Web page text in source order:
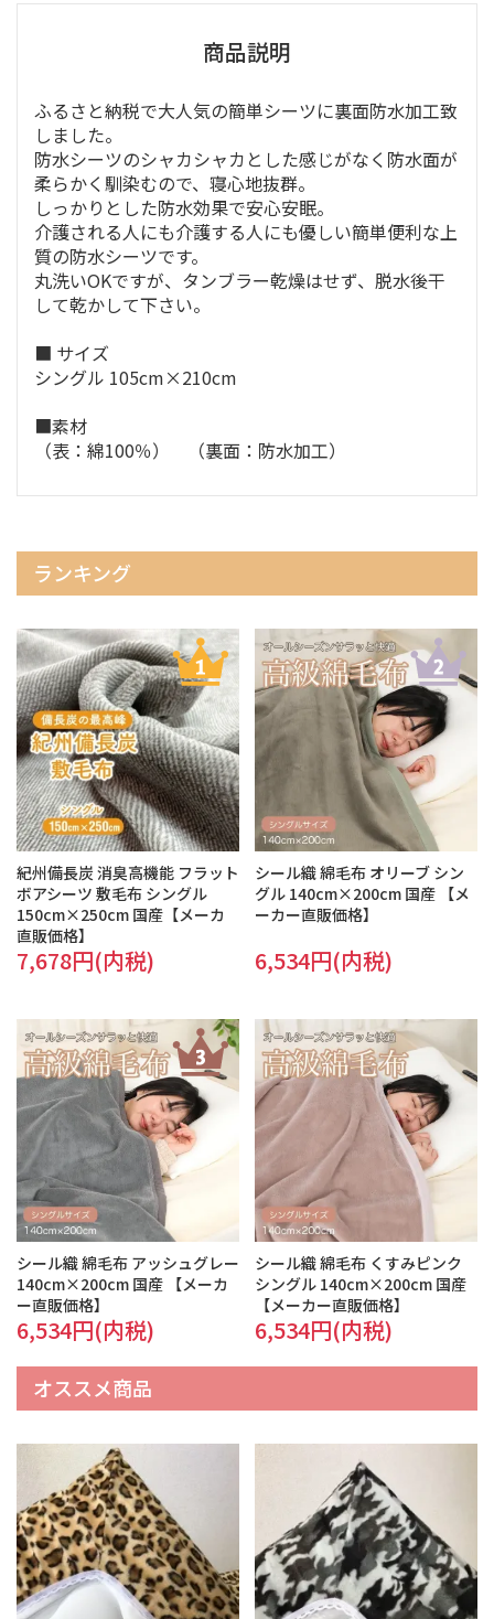
商品説明
ふるさと納税で大人気の簡単シーツに裏面防水加工致
しました。
防水シーツのシャカシャカとした感じがなく防水面が
柔らかく馴染むので、寝心地抜群。
しっかりとした防水効果で安心安眠。
介護される人にも介護する人にも優しい簡単便利な上
質の防水シーツです。
丸洗いOKですが、タンブラー乾燥はせず、脱水後干
して乾かして下さい。
■ サイズ
シングル 105cm×210cm
■素材
（表：綿100％） （裏面：防水加工）
ランキング
紀州備長炭 消臭高機能 フラット
ボアシーツ 敷毛布 シングル
150cm×250cm 国産【メーカ
直販価格】
7,678円(内税)
シール織 綿毛布 オリーブ シン
グル 140cm×200cm 国産 【メ
ーカー直販価格】
6,534円(内税)
シール織 綿毛布 アッシュグレー
140cm×200cm 国産 【メーカ
ー直販価格】
6,534円(内税)
シール織 綿毛布 くすみピンク
シングル 140cm×200cm 国産
【メーカー直販価格】
6,534円(内税)
オススメ商品